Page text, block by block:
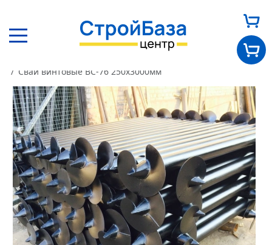
О нас
Каталог
Оплата и доставка
Новости
Сваи винтовые ВС-76 250х3000мм